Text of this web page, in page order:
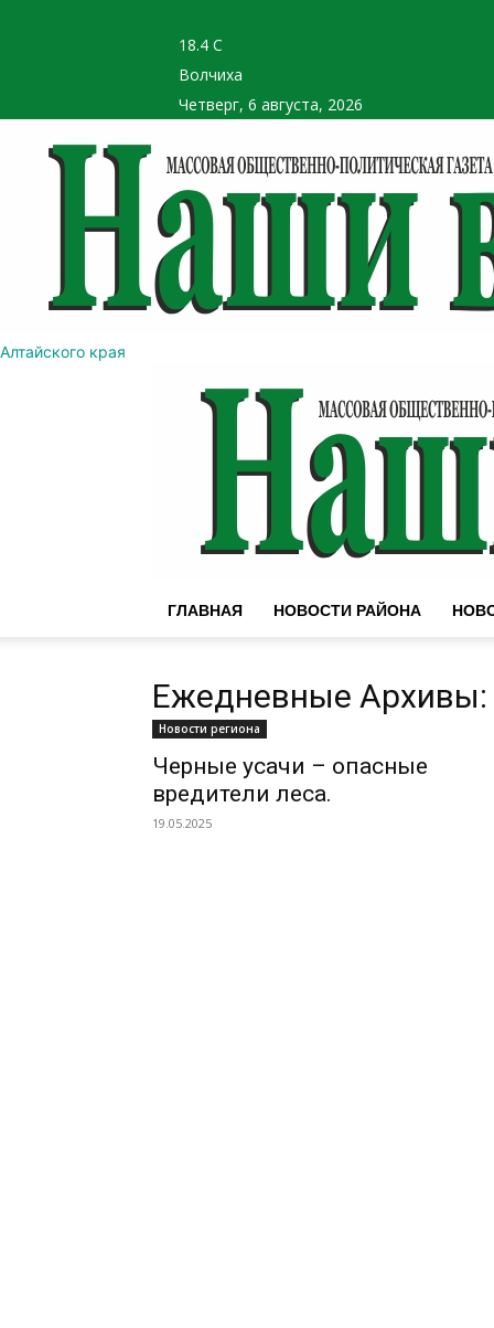
18.4 C
Волчиха
Четверг, 6 августа, 2026
Алтайского края
ГЛАВНАЯ НОВОСТИ РАЙОНА
Ежедневные Архивы:
Новости региона
Черные усачи – опасные
вредители леса.
19.05.2025